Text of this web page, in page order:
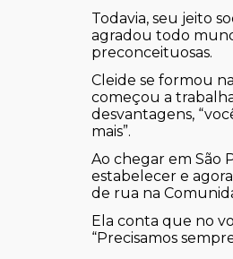
Todavia, seu jeito
agradou todo
preconceituosas.
Cleide se formou
começou a
desvantagens,
mais”.
Ao chegar em São
estabelecer e
de rua na
Ela conta que no
“Precisamos